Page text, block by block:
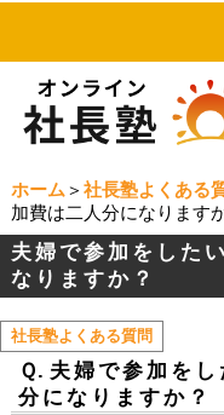
ホーム ＞ 社長塾よくある
加費は二人分になります
夫婦で参加をした
なりますか？
社長塾よくある質問
Ｑ. 夫婦で参加を
分になりますか？